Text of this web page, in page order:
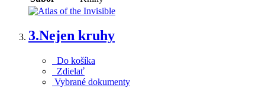
3.Nejen kruhy
Do košíka
Zdielať
Vybrané dokumenty